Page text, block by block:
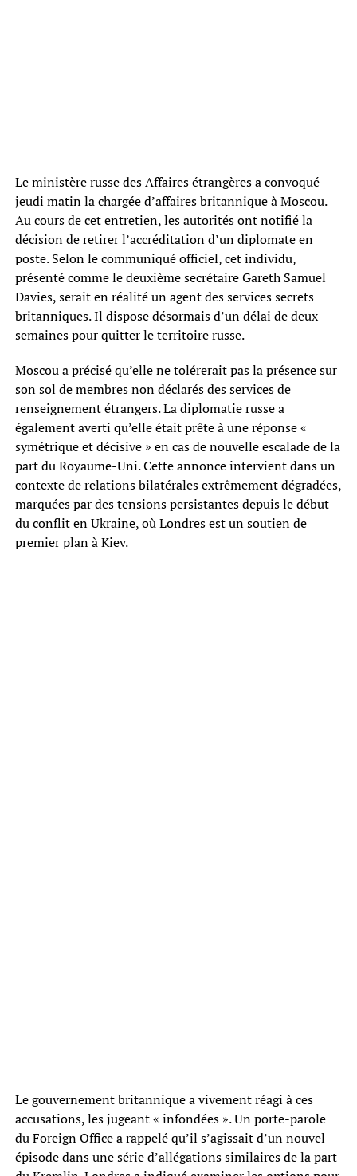
Le ministère russe des Affaires étrangères a convoqué
jeudi matin la chargée d’affaires britannique à Moscou.
Au cours de cet entretien, les autorités ont notifié la
décision de retirer l’accréditation d’un diplomate en
poste. Selon le communiqué officiel, cet individu,
présenté comme le deuxième secrétaire Gareth Samuel
Davies, serait en réalité un agent des services secrets
britanniques. Il dispose désormais d’un délai de deux
semaines pour quitter le territoire russe.
Moscou a précisé qu’elle ne tolérerait pas la présence sur
son sol de membres non déclarés des services de
renseignement étrangers. La diplomatie russe a
également averti qu’elle était prête à une réponse «
symétrique et décisive » en cas de nouvelle escalade de la
part du Royaume-Uni. Cette annonce intervient dans un
contexte de relations bilatérales extrêmement dégradées,
marquées par des tensions persistantes depuis le début
du conflit en Ukraine, où Londres est un soutien de
premier plan à Kiev.
Le gouvernement britannique a vivement réagi à ces
accusations, les jugeant « infondées ». Un porte-parole
du Foreign Office a rappelé qu’il s’agissait d’un nouvel
épisode dans une série d’allégations similaires de la part